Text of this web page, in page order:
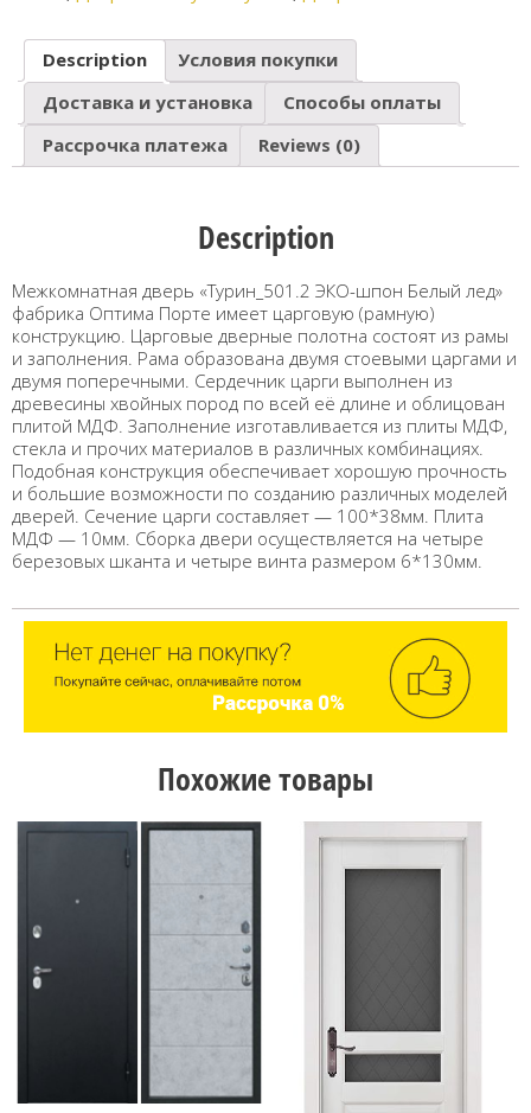
Description
Условия покупки
Доставка и установка
Способы оплаты
Рассрочка платежа
Reviews (0)
Description
Межкомнатная дверь «Турин_501.2 ЭКО-шпон Белый лед»
фабрика Оптима Порте имеет царговую (рамную)
конструкцию. Царговые дверные полотна состоят из рамы
и заполнения. Рама образована двумя стоевыми царгами и
двумя поперечными. Сердечник царги выполнен из
древесины хвойных пород по всей её длине и облицован
плитой МДФ. Заполнение изготавливается из плиты МДФ,
стекла и прочих материалов в различных комбинациях.
Подобная конструкция обеспечивает хорошую прочность
и большие возможности по созданию различных моделей
дверей. Сечение царги составляет — 100*38мм. Плита
МДФ — 10мм. Сборка двери осуществляется на четыре
березовых шканта и четыре винта размером 6*130мм.
Похожие товары